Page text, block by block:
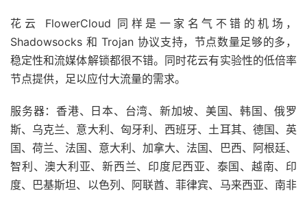
花云 FlowerCloud 同样是一家名气不错的机场，
Shadowsocks 和 Trojan 协议支持，节点数量足够的多，
稳定性和流媒体解锁都很不错。同时花云有实验性的低倍率
节点提供，足以应付大流量的需求。
服务器：香港、日本、台湾、新加坡、美国、韩国、俄罗
斯、乌克兰、意大利、匈牙利、西班牙、土耳其、德国、英
国、荷兰、法国、意大利、加拿大、法国、巴西、阿根廷、
智利、澳大利亚、新西兰、印度尼西亚、泰国、越南、印
度、巴基斯坦、以色列、阿联酋、菲律宾、马来西亚、南非